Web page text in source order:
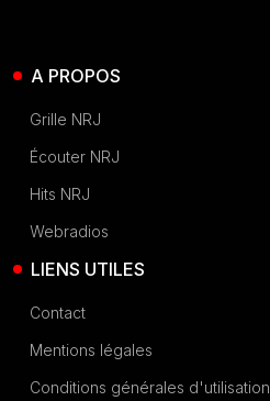
A PROPOS
Grille NRJ
Écouter NRJ
Hits NRJ
Webradios
LIENS UTILES
Contact
Mentions légales
Conditions générales d'utilisation